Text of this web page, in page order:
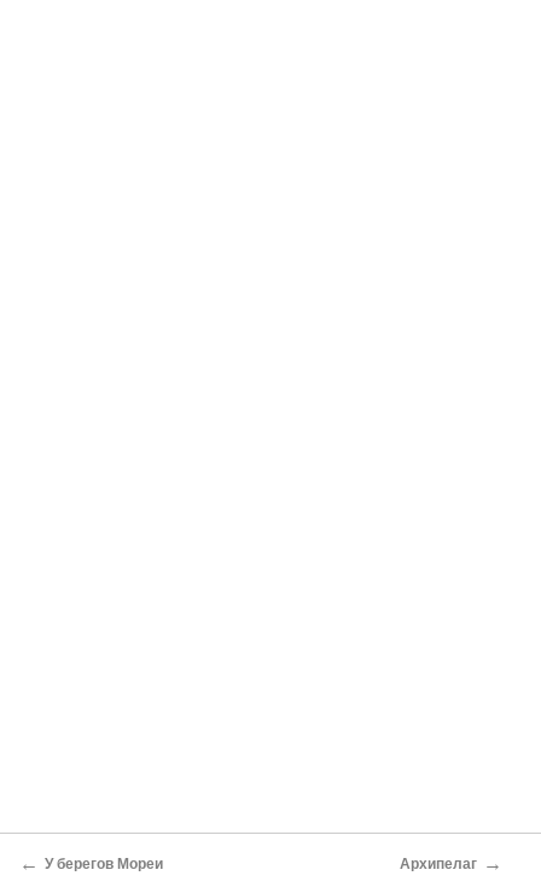
← У берегов Мореи Архипелаг →